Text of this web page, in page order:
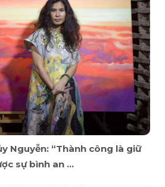
Nguyễn: “Thành công là giữ
sự bình an ...